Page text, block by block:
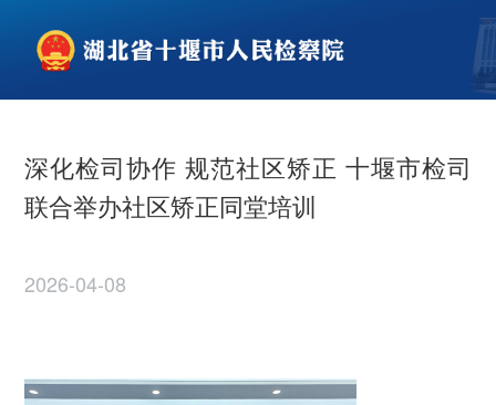
深化检司协作 规范社区矫正 十堰市检司
联合举办社区矫正同堂培训
2026-04-08